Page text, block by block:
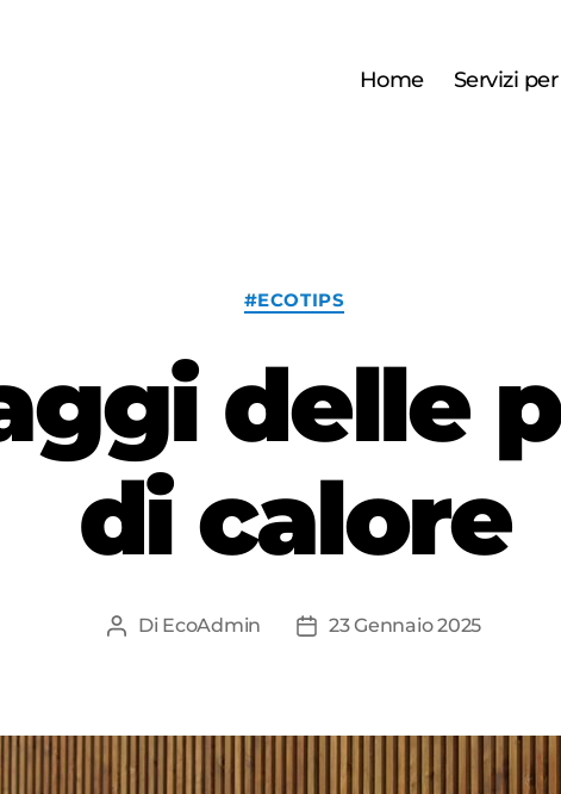
Home Servizi
Categorie
#ECOTIPS
delle
di calore
Autore
Di EcoAdmin
Data23 Gennaio 2025